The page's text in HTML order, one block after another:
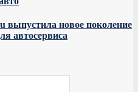
новое поколение
автосервиса